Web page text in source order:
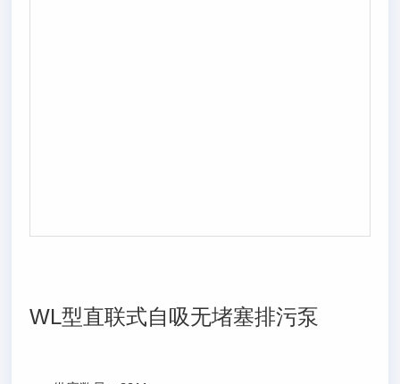
WL型直联式自吸无堵塞排污泵